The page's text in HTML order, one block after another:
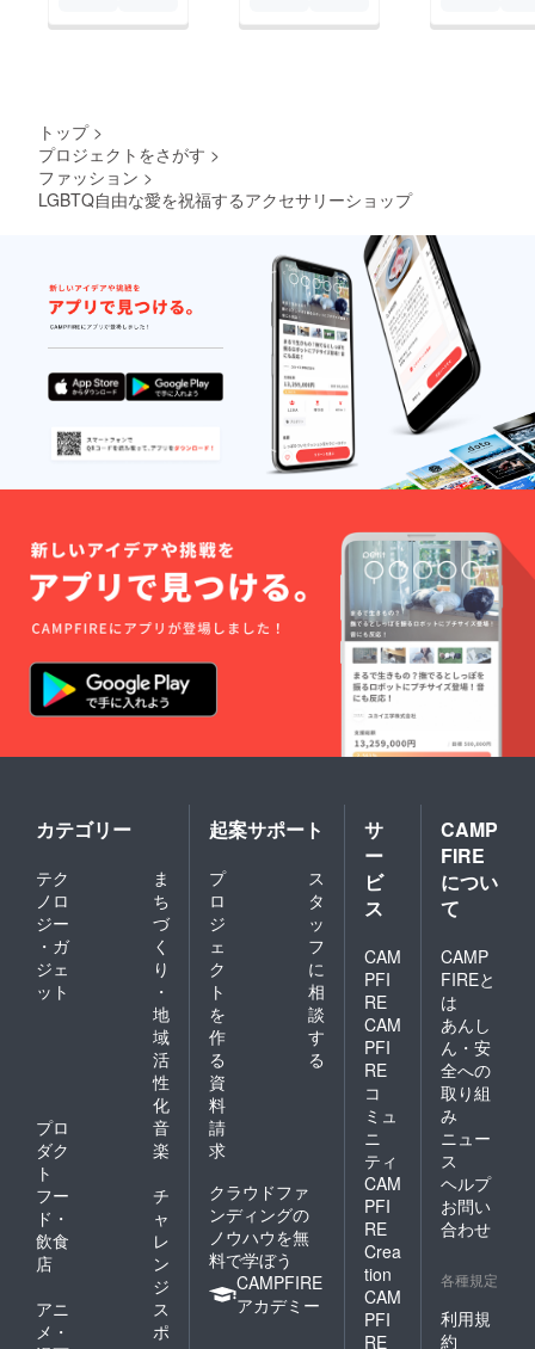
トップ >
プロジェクトをさがす >
ファッション >
LGBTQ自由な愛を祝福するアクセサリーショップ
カテゴリー
テク
ノロ
ジー
・ガ
ジェ
ット
ま
ち
づ
く
り
・
地
域
活
性
化
プロ
ダク
ト
音
楽
フー
ド・
飲食
店
チ
ャ
レ
ン
ジ
アニ
メ・
ス
ポ
起案サポート
プ
ロ
ジ
ェ
ク
ト
を
作
る
ス
タ
ッ
フ
に
相
談
す
る
資
料
請
求
クラウドファ
ンディングの
ノウハウを無
料で学ぼう
CAMPFIRE
アカデミー
サ
ー
ビ
ス
CAM
PFI
RE
CAM
PFI
RE
コ
ミュ
ニ
ティ
CAM
PFI
RE
Crea
tion
CAM
PFI
RE
CAMP
FIRE
につい
て
CAMP
FIREと
は
あんし
ん・安
全への
取り組
み
ニュー
ス
ヘルプ
お問い
合わせ
各種規定
利用規
約